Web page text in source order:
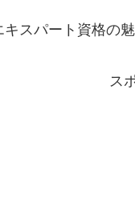
スパート資格の
ス